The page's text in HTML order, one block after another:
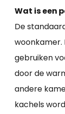
Wat is een
De
gebruiken
door de
andere
kachels